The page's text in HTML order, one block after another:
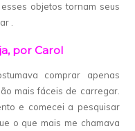
objetos tornam seus
.
por Carol
comprar apenas
mais fáceis de carregar.
e comecei a pesquisar
o que mais me chamava